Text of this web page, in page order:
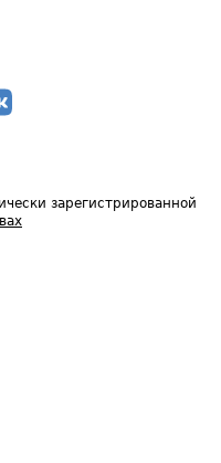
зарегистрированной